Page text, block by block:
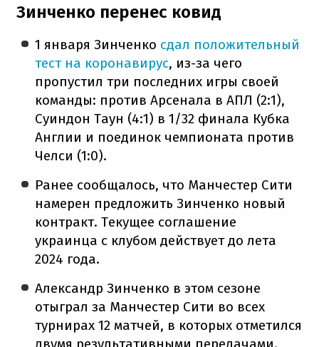
Зинченко перенес ковид
1 января Зинченко сдал положительный
тест на коронавирус, из-за чего
пропустил три последних игры своей
команды: против Арсенала в АПЛ (2:1),
Суиндон Таун (4:1) в 1/32 финала Кубка
Англии и поединок чемпионата против
Челси (1:0).
Ранее сообщалось, что Манчестер Сити
намерен предложить Зинченко новый
контракт. Текущее соглашение
украинца с клубом действует до лета
2024 года.
Александр Зинченко в этом сезоне
отыграл за Манчестер Сити во всех
турнирах 12 матчей, в которых отметился
двумя результативными передачами.